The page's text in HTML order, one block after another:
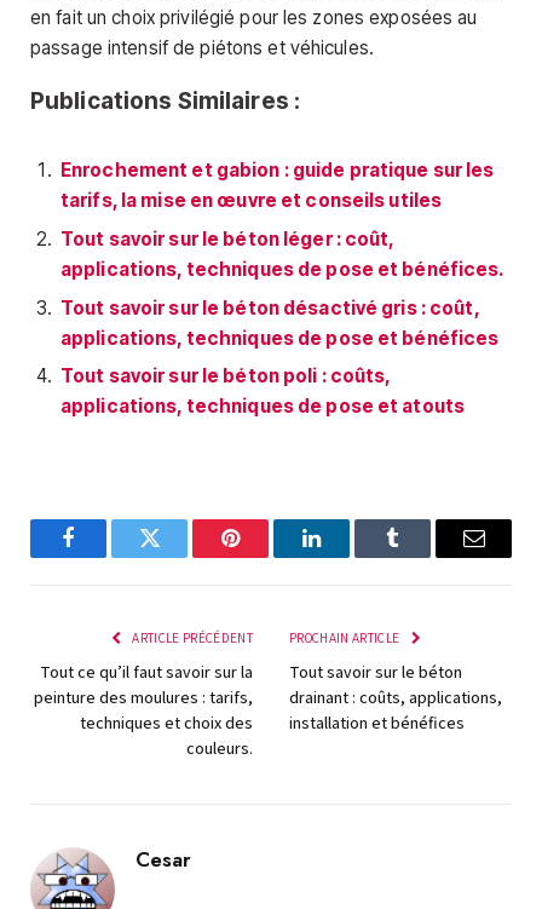
en fait un choix privilégié pour les zones exposées au
passage intensif de piétons et véhicules.
Publications Similaires :
Enrochement et gabion : guide pratique sur les
tarifs, la mise en œuvre et conseils utiles
Tout savoir sur le béton léger : coût,
applications, techniques de pose et bénéfices.
Tout savoir sur le béton désactivé gris : coût,
applications, techniques de pose et bénéfices
Tout savoir sur le béton poli : coûts,
applications, techniques de pose et atouts
FacebookTwitter Pinterest LinkedInTumblr
E-
ARTICLE PRÉCÉDENT
Tout ce qu’il faut savoir sur la
peinture des moulures : tarifs,
techniques et choix des
couleurs.
PROCHAIN ARTICLE
Tout savoir sur le béton
drainant : coûts, applications,
installation et bénéfices
Cesar